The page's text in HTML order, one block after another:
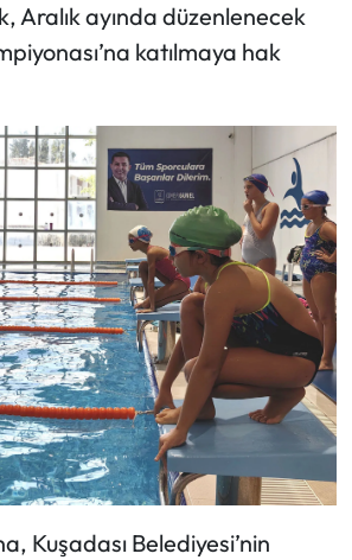
Aralık ayında düzenlenecek
katılmaya hak
Kuşadası Belediyesi’nin